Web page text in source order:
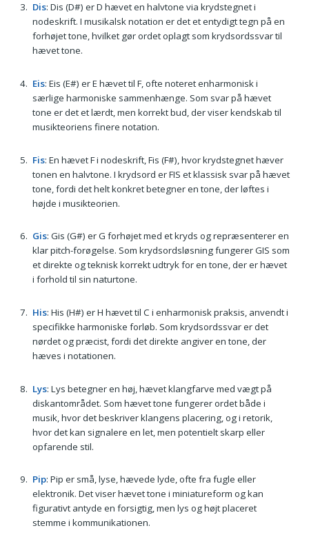
Dis: Dis (D#) er D hævet en halvtone via krydstegnet i
nodeskrift. I musikalsk notation er det et entydigt tegn på en
forhøjet tone, hvilket gør ordet oplagt som krydsordssvar til
hævet tone.
Eis: Eis (E#) er E hævet til F, ofte noteret enharmonisk i
særlige harmoniske sammenhænge. Som svar på hævet
tone er det et lærdt, men korrekt bud, der viser kendskab til
musikteoriens finere notation.
Fis: En hævet F i nodeskrift, Fis (F#), hvor krydstegnet hæver
tonen en halvtone. I krydsord er FIS et klassisk svar på hævet
tone, fordi det helt konkret betegner en tone, der løftes i
højde i musikteorien.
Gis: Gis (G#) er G forhøjet med et kryds og repræsenterer en
klar pitch-forøgelse. Som krydsordsløsning fungerer GIS som
et direkte og teknisk korrekt udtryk for en tone, der er hævet
i forhold til sin naturtone.
His: His (H#) er H hævet til C i enharmonisk praksis, anvendt i
specifikke harmoniske forløb. Som krydsordssvar er det
nørdet og præcist, fordi det direkte angiver en tone, der
hæves i notationen.
Lys: Lys betegner en høj, hævet klangfarve med vægt på
diskantområdet. Som hævet tone fungerer ordet både i
musik, hvor det beskriver klangens placering, og i retorik,
hvor det kan signalere en let, men potentielt skarp eller
opfarende stil.
Pip: Pip er små, lyse, hævede lyde, ofte fra fugle eller
elektronik. Det viser hævet tone i miniatureform og kan
figurativt antyde en forsigtig, men lys og højt placeret
stemme i kommunikationen.